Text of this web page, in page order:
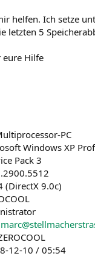
helfen. Ich setze
letzten 5
eure Hilfe
PC
Windows XP
Pack 3
(DirectX 9.0c)
12-10 / 05:54